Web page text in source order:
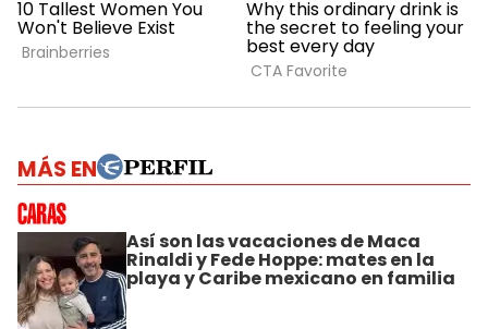
MÁS EN
Así son las vacaciones de Maca
Rinaldi y Fede Hoppe: mates en la
playa y Caribe mexicano en familia